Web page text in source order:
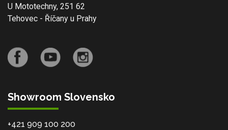
U Mototechny, 251 62
Tehovec - Říčany u Prahy
Showroom Slovensko
+421 909 100 200